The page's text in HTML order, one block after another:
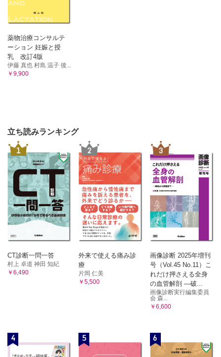
薬物治療コンサルテ
ーション 妊娠と授
乳 改訂4版
伊藤 真也 村島 温子 後...
￥9,900
立ち読みランキング
1
CT診断一問一答
村上 卓道 神田 知紀
￥6,490
2
外来で使える痛み診
療
片岡 仁美
￥5,500
3
画像診断 2025年増刊
号（Vol.45 No.11）こ
れだけ押さえる全身
の血管解剖 ―破...
画像診断実行編集委員
会 森...
￥6,600
4 5 6